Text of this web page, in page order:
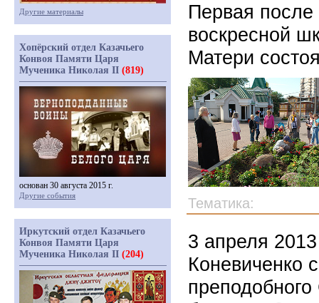
Первая после
воскресной
Матери
Тематика:
3 апреля
Коневиченко
Другие материалы
Хопёрский отдел Казачьего
Конвоя Памяти Царя
Мученика Николая II (819)
основан 30 августа 2015 г.
Другие события
Иркутский отдел Казачьего
Конвоя Памяти Царя
Мученика Николая II (204)